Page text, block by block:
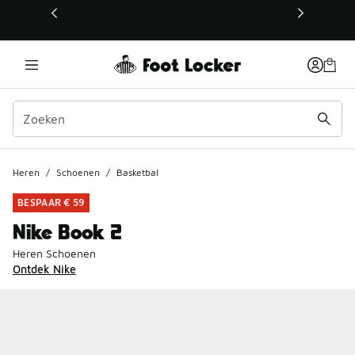
Deze link wordt geopend in een nieuw venster
Heren / Schoenen / Basketbal
BESPAAR € 59
Nike Book 2
Heren Schoenen
Ontdek Nike